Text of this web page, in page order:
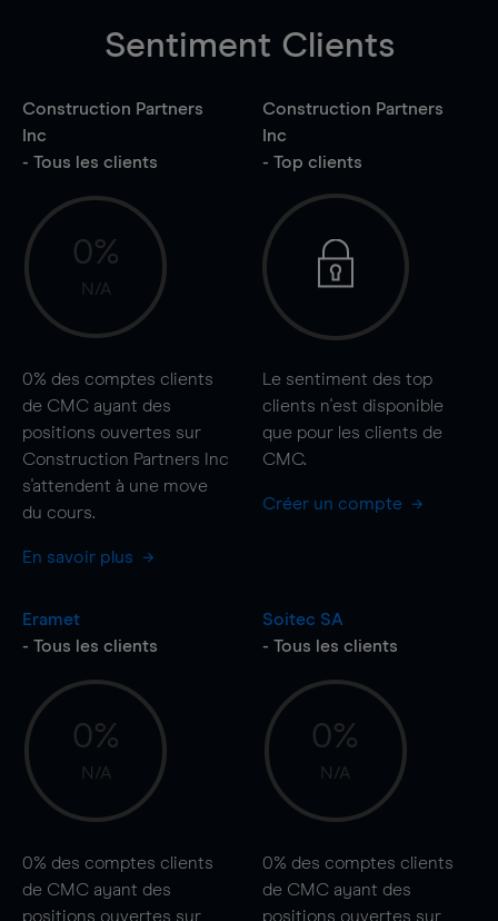
Sentiment Clients
Construction Partners
Inc
- Tous les clients
0%
N/A
0% des comptes clients
de CMC ayant des
positions ouvertes sur
Construction Partners Inc
s'attendent à une move
du cours.
En savoir plus
Construction Partners
Inc
- Top clients
Le sentiment des top
clients n'est disponible
que pour les clients de
CMC.
Créer un compte
Eramet
- Tous les clients
0%
N/A
0% des comptes clients
de CMC ayant des
positions ouvertes sur
Soitec SA
- Tous les clients
0%
N/A
0% des comptes clients
de CMC ayant des
positions ouvertes sur